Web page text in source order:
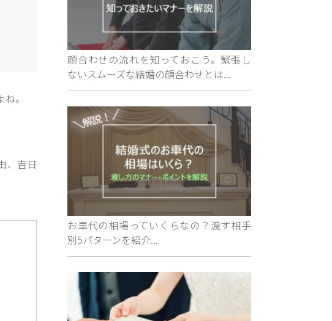
。
、吉日
顔合わせの流れを知っておこう。緊張し
ないスムーズな結婚の顔合わせとは...
お車代の相場っていくらなの？渡す相手
別5パターンを紹介...